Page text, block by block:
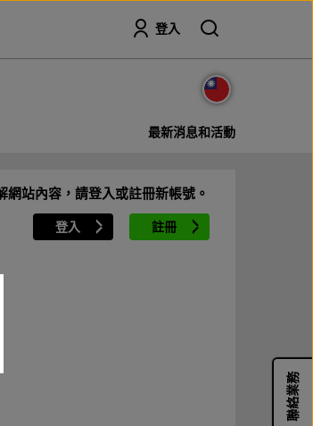
登入
最新消息和活動
網站內容，請登入或註冊新帳號。
登入 註冊
聯絡業務